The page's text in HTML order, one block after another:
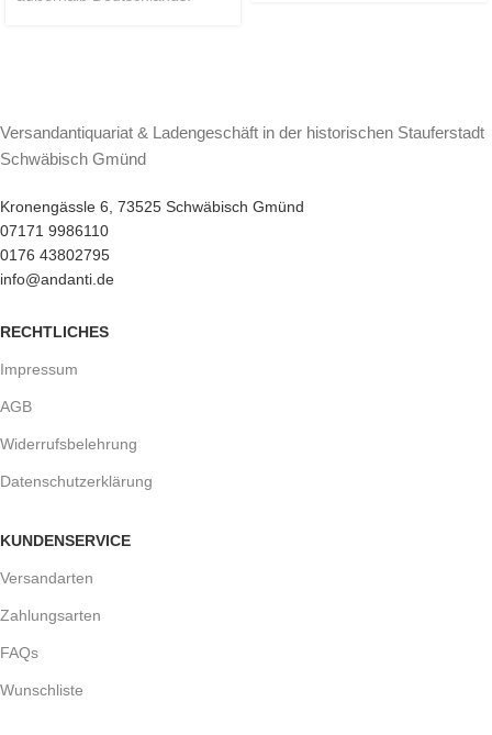
Versandantiquariat & Ladengeschäft in der historischen Stauferstadt
Schwäbisch Gmünd
Kronengässle 6, 73525 Schwäbisch Gmünd
07171 9986110
0176 43802795
info@andanti.de
RECHTLICHES
Impressum
AGB
Widerrufsbelehrung
Datenschutzerklärung
KUNDENSERVICE
Versandarten
Zahlungsarten
FAQs
Wunschliste